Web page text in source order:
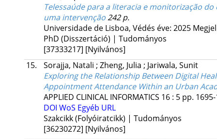
Telessaúde para a literacia e monitorização
uma intervenção242 p.
Universidade de Lisboa, Védés éve: 2025
PhD (Disszertáció) | Tudományos
[37333217] [Nyilvános]
15.
Sorajja, Natali ; Zheng, Julia ; Jariwala, Sunit
Exploring the Relationship Between Digital
Appointment Attendance Within an Urban
APPLIED CLINICAL INFORMATICS 16: 5 pp.
DOI WoS Egyéb URL
Szakcikk (Folyóiratcikk) | Tudományos
[36230272] [Nyilvános]